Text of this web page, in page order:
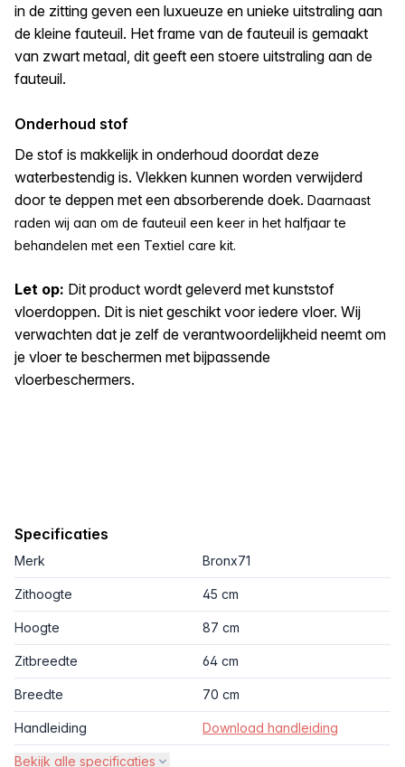
in de zitting geven een luxueuze en unieke uitstraling aan
de kleine fauteuil. Het frame van de fauteuil is gemaakt
van zwart metaal, dit geeft een stoere uitstraling aan de
fauteuil.
Onderhoud stof
De stof is makkelijk in onderhoud doordat deze
waterbestendig is. Vlekken kunnen worden verwijderd
door te deppen met een absorberende doek. Daarnaast
raden wij aan om de fauteuil een keer in het halfjaar te
behandelen met een Textiel care kit.
Let op: Dit product wordt geleverd met kunststof
vloerdoppen. Dit is niet geschikt voor iedere vloer. Wij
verwachten dat je zelf de verantwoordelijkheid neemt om
je vloer te beschermen met bijpassende
vloerbeschermers.
Specificaties
Merk Bronx71
Zithoogte 45 cm
Hoogte 87 cm
Zitbreedte 64 cm
Breedte 70 cm
Handleiding Download handleiding
Bekijk alle specificaties